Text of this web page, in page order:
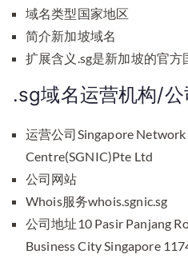
域名类型国家地区
简介新加坡域名
扩展含义.sg是新加坡的官方
.sg域名运营机构/公
运营公司Singapore
Centre(SGNIC)Pte Ltd
公司网站
Whois服务whois.sgnic.sg
公司地址10 Pasir Panjang
Business City Singapore